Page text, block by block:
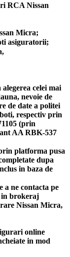
RCA Nissan
Micra;
asiguratorii;
celei mai
nevoie de
de date a politei
respectiv prin
(prin
AA RBK-537
platforma pusa
dupa
in baza de
a ne contacta pe
in brokeraj
Nissan Micra,
online
in mod